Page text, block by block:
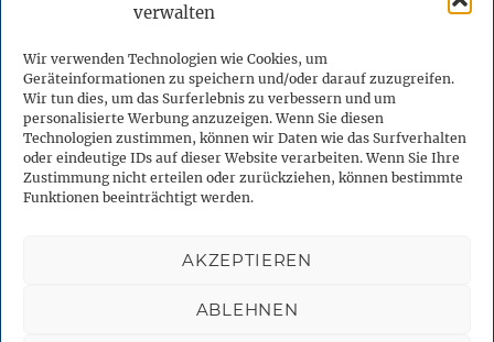
verwalten
Wir verwenden Technologien wie Cookies, um
Geräteinformationen zu speichern und/oder darauf zuzugreifen.
Wir tun dies, um das Surferlebnis zu verbessern und um
personalisierte Werbung anzuzeigen. Wenn Sie diesen
Technologien zustimmen, können wir Daten wie das Surfverhalten
oder eindeutige IDs auf dieser Website verarbeiten. Wenn Sie Ihre
Zustimmung nicht erteilen oder zurückziehen, können bestimmte
Funktionen beeinträchtigt werden.
AKZEPTIEREN
ABLEHNEN
Impressum
Datenschutzerklärung
Cookie-Richtlinie (EU)